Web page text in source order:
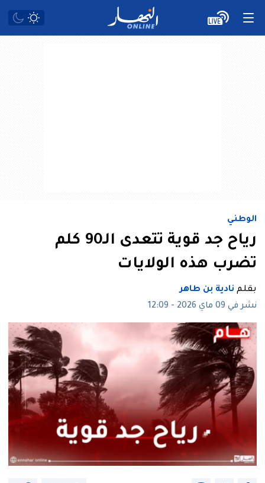
الوطني
رياح جد قوية تتعدى الـ90 كلم
تضرب هذه الولايات
بقلم نادية بن طاهر
نشر في 09 ماي 2026 - 12:09